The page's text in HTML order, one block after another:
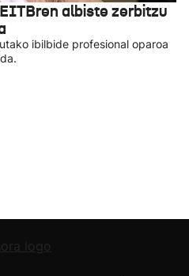
albiste zerbitzu
ibilbide profesional oparoa